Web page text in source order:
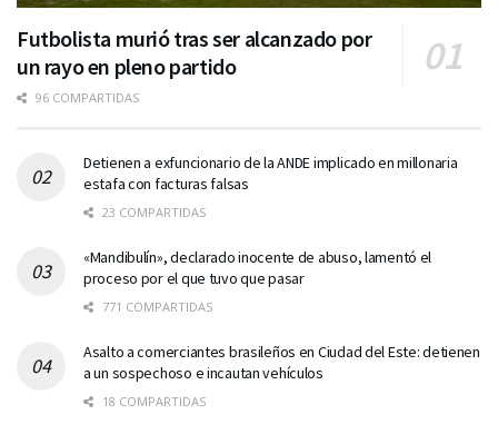
Futbolista murió tras ser alcanzado por
un rayo en pleno partido
96 COMPARTIDAS
Detienen a exfuncionario de la ANDE implicado en millonaria
estafa con facturas falsas
23 COMPARTIDAS
«Mandibulín», declarado inocente de abuso, lamentó el
proceso por el que tuvo que pasar
771 COMPARTIDAS
Asalto a comerciantes brasileños en Ciudad del Este: detienen
a un sospechoso e incautan vehículos
18 COMPARTIDAS